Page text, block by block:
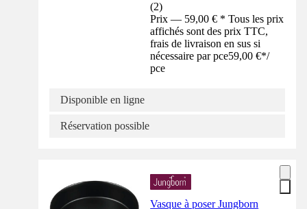
(2)
Prix — 59,00 € * Tous les prix
affichés sont des prix TTC,
frais de livraison en sus si
nécessaire par pce59,00 €*/
pce
Disponible en ligne
Réservation possible
Vasque à poser Jungborn